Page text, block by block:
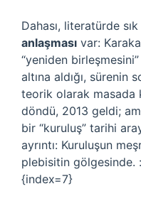
Dahası, literatürde
anlaşması var:
“yeniden
altına aldığı, sürenin
teorik olarak masada
döndü, 2013 geldi;
bir “kuruluş” tarihi
ayrıntı: Kuruluşun
plebisitin gölgesinde.
{index=7}